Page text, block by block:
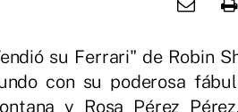
su Ferrari" de Robin
con su poderosa
y Rosa Pérez